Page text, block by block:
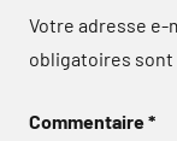
Votre adresse e-
obligatoires sont
Commentaire*